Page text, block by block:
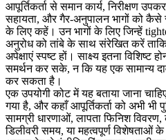
आपूर्तिकर्ता से समान कार्य, निरीक्षण
सहायता, और गैर-अनुपालन भागों को कैसे
के लिए कहें। उन भागों के लिए जिन्हें
अनुरोध कोतांबेके साथ संरेखित करें
अपेक्षाएं स्पष्ट हों। साक्ष्य इतना विशिष्ट
समर्थन कर सके, न कि यह एक सामान्य
कर सकता है।
एक उपयोगी कोट में यह बताया जाना
गया है, और कहाँ आपूर्तिकर्ता को अभी
सामग्री धारणाओं, लापता फिनिश विवरण,
डिलीवरी समय, या महत्वपूर्ण विशेषताओं